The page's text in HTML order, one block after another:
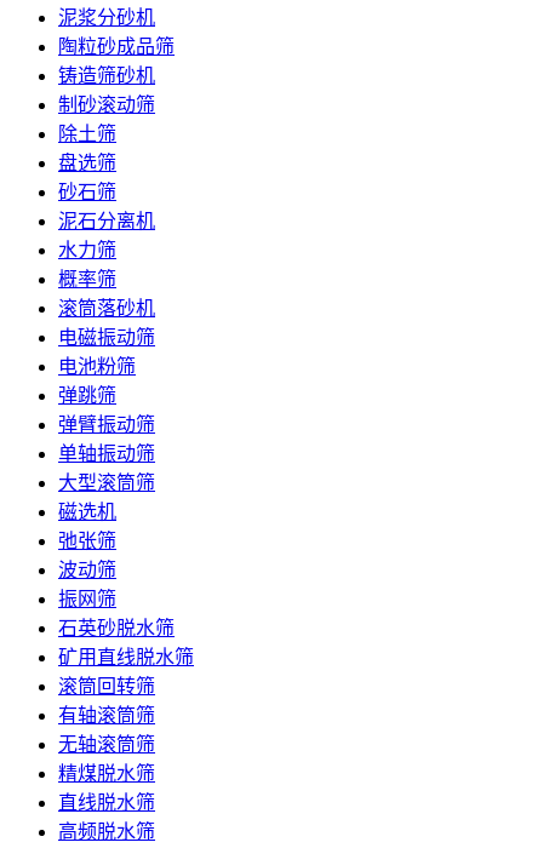
泥浆分砂机
陶粒砂成品筛
铸造筛砂机
制砂滚动筛
除土筛
盘选筛
砂石筛
泥石分离机
水力筛
概率筛
滚筒落砂机
电磁振动筛
电池粉筛
弹跳筛
弹臂振动筛
单轴振动筛
大型滚筒筛
磁选机
弛张筛
波动筛
振网筛
石英砂脱水筛
矿用直线脱水筛
滚筒回转筛
有轴滚筒筛
无轴滚筒筛
精煤脱水筛
直线脱水筛
高频脱水筛